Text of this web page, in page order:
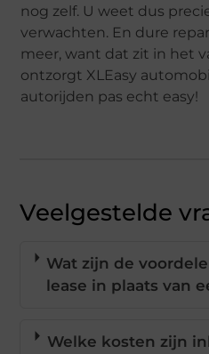
nog zelf. U weet dus
verwachten. En dure
meer, want dat zit in het
ontzorgt XLEasy
autorijden pas echt easy!
Veelgestelde
Wat zijn de
lease in plaats van
Welke kosten zijn